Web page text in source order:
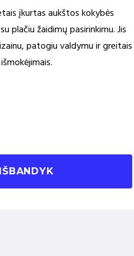
įkurtas aukštos kokybės
plačiu žaidimų pasirinkimu. Jis
patogiu valdymu ir greitais
išmokėjimais.
IŠBANDYK